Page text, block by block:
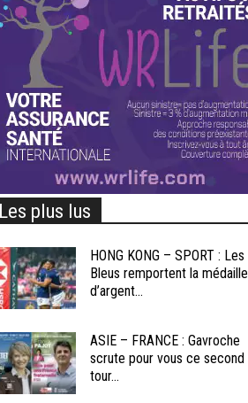
Les plus lus
HONG KONG – SPORT : Les
Bleus remportent la médaille
d’argent...
ASIE – FRANCE : Gavroche
scrute pour vous ce second
tour...